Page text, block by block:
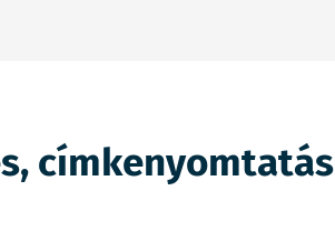
címkenyomtatás